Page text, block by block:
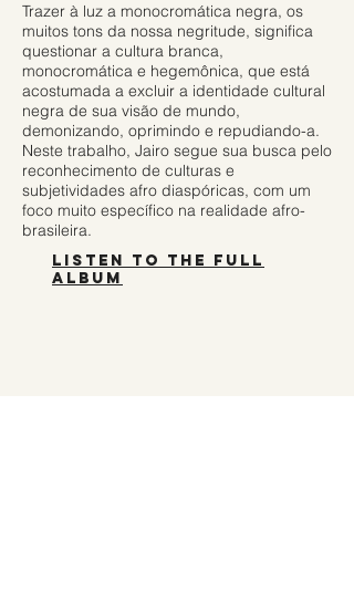
Trazer à luz a monocromática negra, os
muitos tons da nossa negritude, significa
questionar a cultura branca,
monocromática e hegemônica, que está
acostumada a excluir a identidade cultural
negra de sua visão de mundo,
demonizando, oprimindo e repudiando-a.
Neste trabalho, Jairo segue sua busca pelo
reconhecimento de culturas e
subjetividades afro diaspóricas, com um
foco muito específico na realidade afro-
brasileira.
listen to the full
album